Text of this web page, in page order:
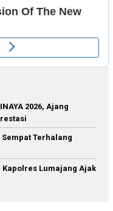
2026, Ajang
Terhalang
Lumajang Ajak